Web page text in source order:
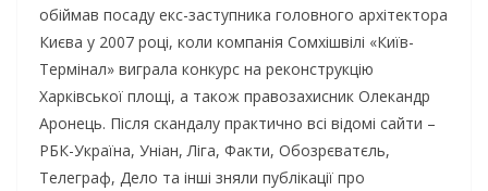
обіймав посаду екс-заступника головного архітектора
Києва у 2007 році, коли компанія Сомхішвілі «Київ-
Термінал» виграла конкурс на реконструкцію
Харківської площі, а також правозахисник Олекандр
Аронець. Після скандалу практично всі відомі сайти –
РБК-Україна, Уніан, Ліга, Факти, Обозрєватєль,
Телеграф, Дело та інші зняли публікації про